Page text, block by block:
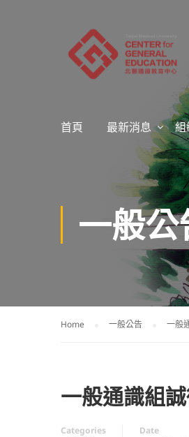
首頁 最新消息 組
一般公
Home 一般公告 一般
一般通識組
Categories
Date